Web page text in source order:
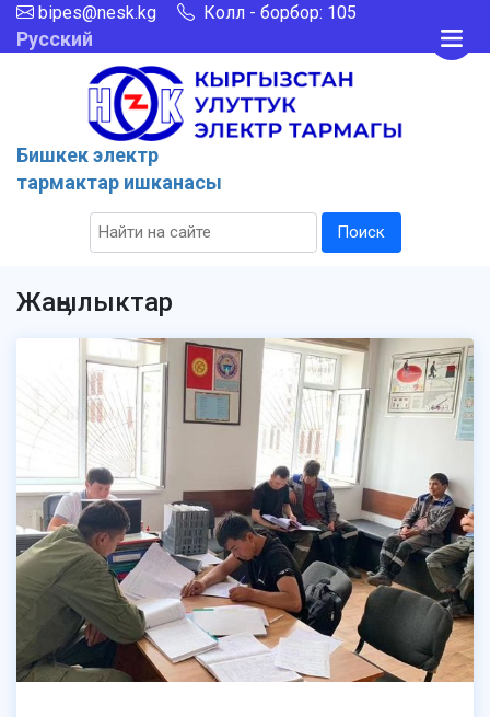
bipes@nesk.kg Колл - борбор: 105
Русский
Бишкек электр
тармактар ишканасы
Поиск
Жаӊылыктар